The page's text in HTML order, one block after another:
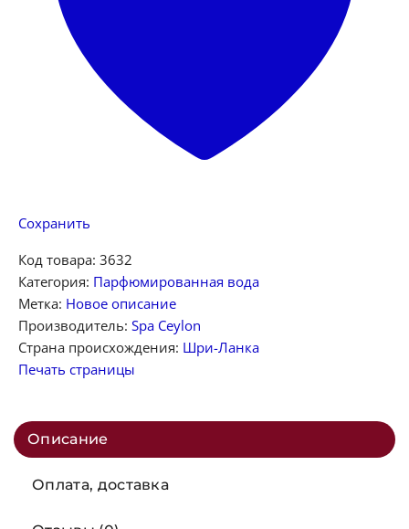
Сохранить
Код товара: 3632
Категория: Парфюмированная вода
Метка: Новое описание
Производитель: Spa Ceylon
Страна происхождения: Шри-Ланка
Печать страницы
Описание
Оплата, доставка